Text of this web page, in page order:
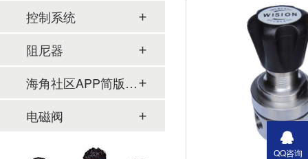
控制系统
阻尼器
海角社区APP简版下载及管件
电磁阀
QQ咨询